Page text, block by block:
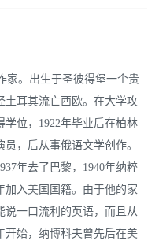
家。出生于圣彼得堡一个贵
土耳其流亡西欧。在大学攻
位，1922年毕业后在柏林
，后从事俄语文学创作。
年去了巴黎，1940年纳粹
加入美国国籍。由于他的家
说一口流利的英语，而且从
开始，纳博科夫曾先后在美